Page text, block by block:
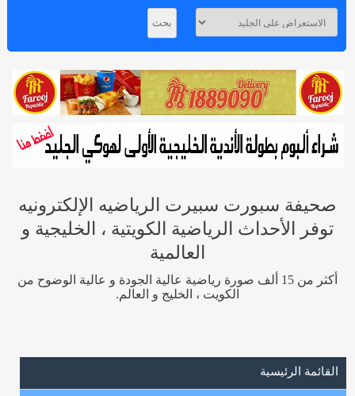
صحيفة سبورت سبيرت الرياضيه الإلكترونيه
توفر الأحداث الرياضية الكويتية ، الخليجية و
العالمية
أكثر من 15 ألف صورة رياضية عالية الجودة و عالية الوضوح من
الكويت ، الخليج و العالم.
القائمة الرئيسية